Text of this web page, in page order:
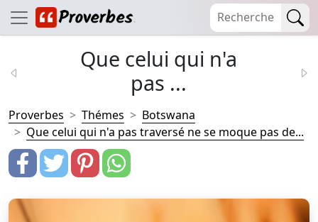
Que celui qui n'a
pas ...
Proverbes Thémes
Botswana
Que celui qui n'a pas traversé ne se moque pas de...